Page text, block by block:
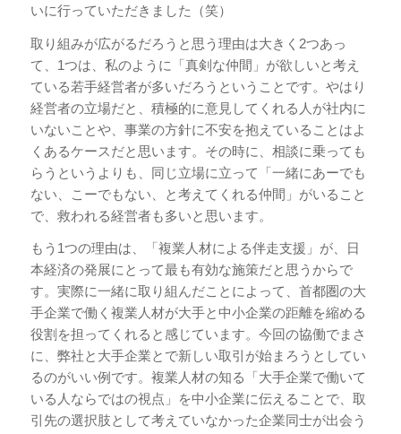
いに行っていただきました（笑）
取り組みが広がるだろうと思う理由は大きく2つあっ
て、1つは、私のように「真剣な仲間」が欲しいと考え
ている若手経営者が多いだろうということです。やはり
経営者の立場だと、積極的に意見してくれる人が社内に
いないことや、事業の方針に不安を抱えていることはよ
くあるケースだと思います。その時に、相談に乗っても
らうというよりも、同じ立場に立って「一緒にあーでも
ない、こーでもない、と考えてくれる仲間」がいること
で、救われる経営者も多いと思います。
もう1つの理由は、「複業人材による伴走支援」が、日
本経済の発展にとって最も有効な施策だと思うからで
す。実際に一緒に取り組んだことによって、首都圏の大
手企業で働く複業人材が大手と中小企業の距離を縮める
役割を担ってくれると感じています。今回の協働でまさ
に、弊社と大手企業とで新しい取引が始まろうとしてい
るのがいい例です。複業人材の知る「大手企業で働いて
いる人ならではの視点」を中小企業に伝えることで、取
引先の選択肢として考えていなかった企業同士が出会う